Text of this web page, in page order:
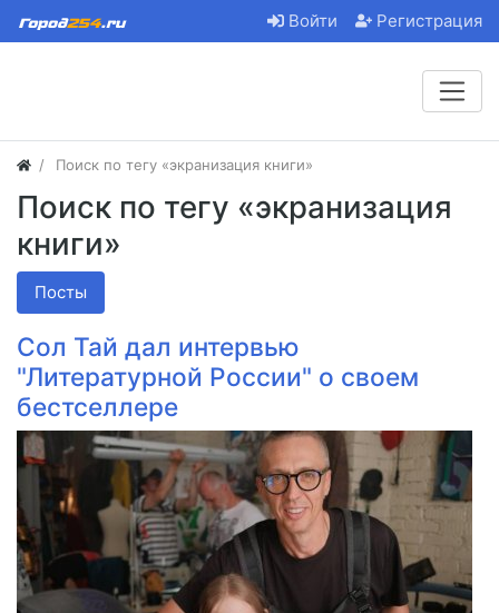
Войти Регистрация
Поиск по тегу «экранизация книги»
Поиск по тегу «экранизация
книги»
Посты
Сол Тай дал интервью
"Литературной России" о своем
бестселлере